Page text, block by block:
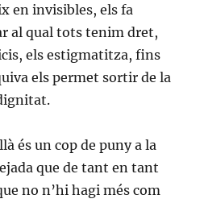
en invisibles, els fa
al qual tots tenim dret,
els estigmatitza, fins
els permet sortir de la
és un cop de puny a la
que de tant en tant
no n’hi hagi més com